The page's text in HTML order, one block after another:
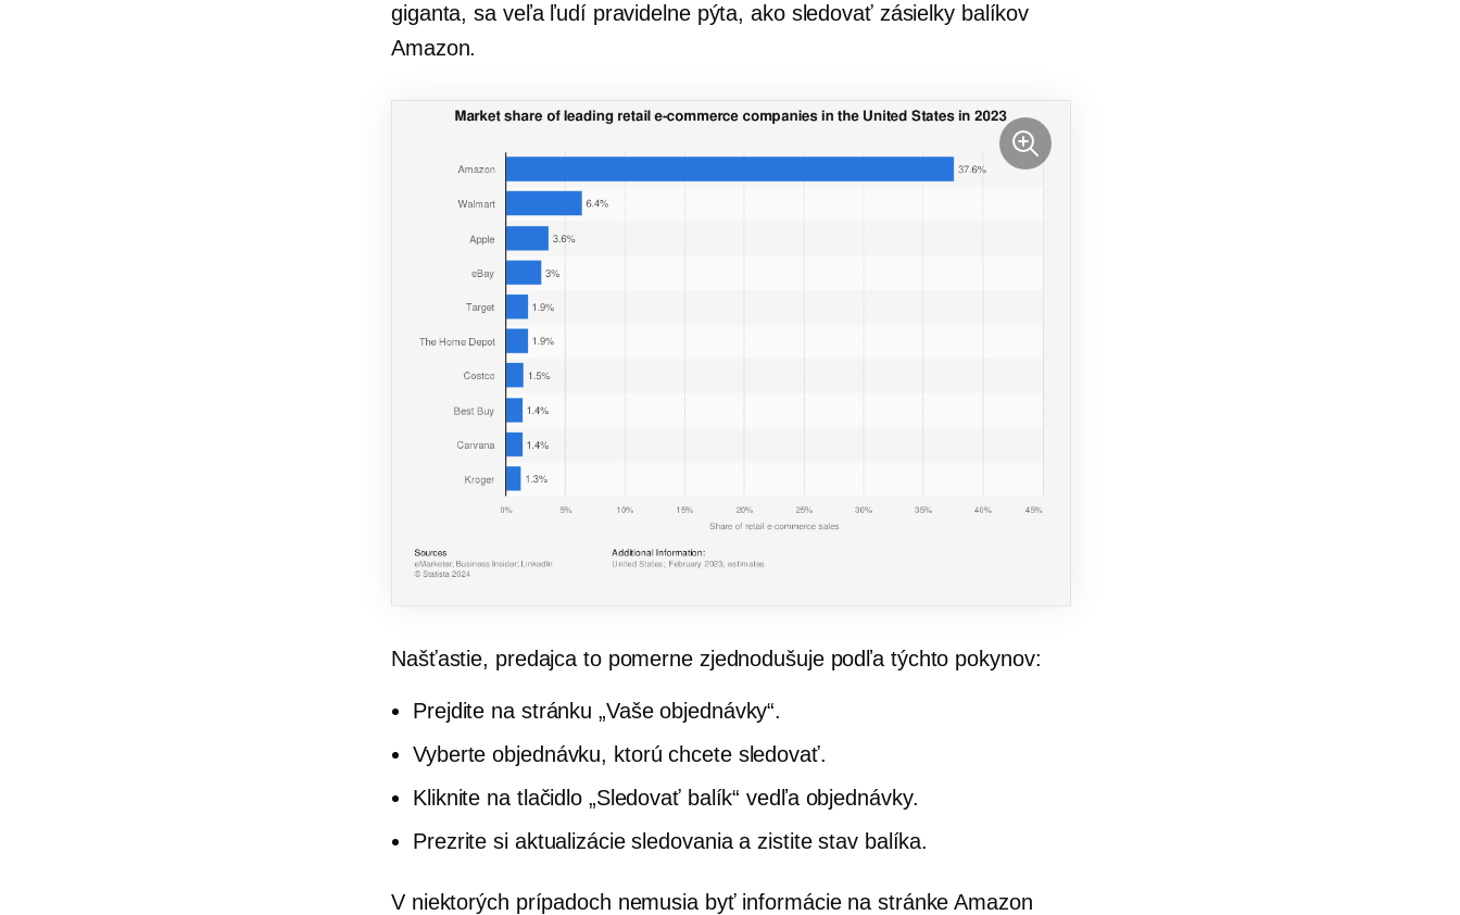
giganta, sa veľa ľudí pravidelne pýta, ako sledovať zásielky balíkov
Amazon.
Našťastie, predajca to pomerne zjednodušuje podľa týchto pokynov:
Prejdite na stránku „Vaše objednávky“.
Vyberte objednávku, ktorú chcete sledovať.
Kliknite na tlačidlo „Sledovať balík“ vedľa objednávky.
Prezrite si aktualizácie sledovania a zistite stav balíka.
V niektorých prípadoch nemusia byť informácie na stránke Amazon